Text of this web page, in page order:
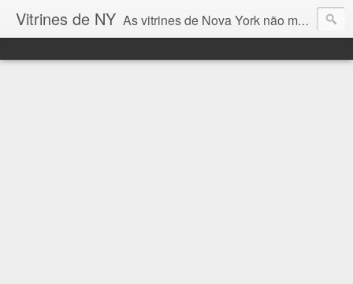
Vitrines de NY As vitrines de Nova York não mostram somente tendências de moda, mas contam um pouco do que acontece na cidade ... e eu quero mostrar aqui esta vitrines incríveis!